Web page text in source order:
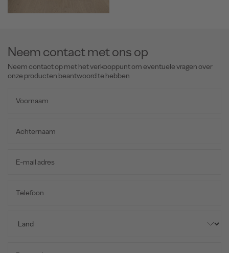
Neem contact met ons op
Neem contact op met het verkooppunt om eventuele vragen over
onze producten beantwoord te hebben